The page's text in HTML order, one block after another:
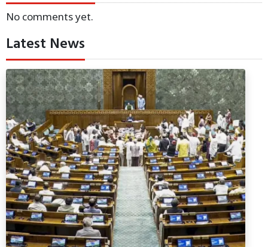
No comments yet.
Latest News